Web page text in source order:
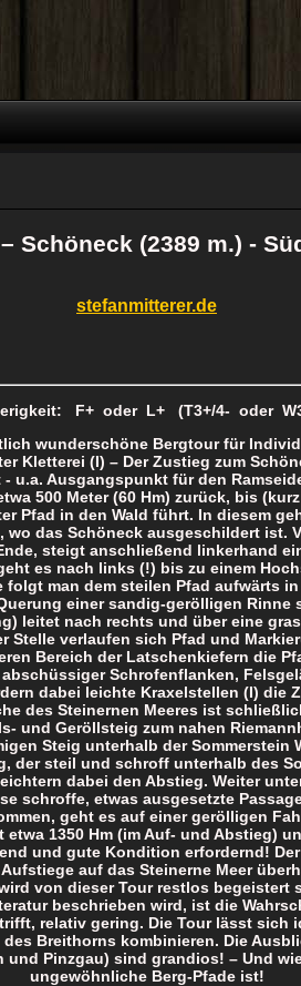
Schöneck (2389 m.) -
stefanmitterer.de
F+ oder L+ (T3+/4- oder
wunderschöne Bergtour für
Kletterei (I) – Der Zustieg zum
u.a. Ausgangspunkt für den
500 Meter (60 Hm) zurück, bis
Pfad in den Wald führt. In diesem
wo das Schöneck ausgeschildert ist.
steigt anschließend linkerhand
es nach links (!) bis zu einem
man dem steilen Pfad aufwärts
einer sandig-gerölligen
leitet nach rechts und über eine
Stelle verlaufen sich Pfad und
Bereich der Latschenkiefern die
Schrofenflanken,
dabei leichte Kraxelstellen (I) die
des Steinernen Meeres ist
und Geröllsteig zum nahen
Steig unterhalb der Sommerstein
der steil und schroff unterhalb des
dabei den Abstieg. Weiter
schroffe, etwas ausgesetzte
geht es auf einer gerölligen
1350 Hm (im Auf- und Abstieg)
und gute Kondition erfordernd!
auf das Steinerne Meer
von dieser Tour restlos begeistert
beschrieben wird, ist die
relativ gering. Die Tour lässt sich
Breithorns kombinieren. Die
und Pinzgau) sind grandios! – Und
ungewöhnliche Berg-Pfade ist!